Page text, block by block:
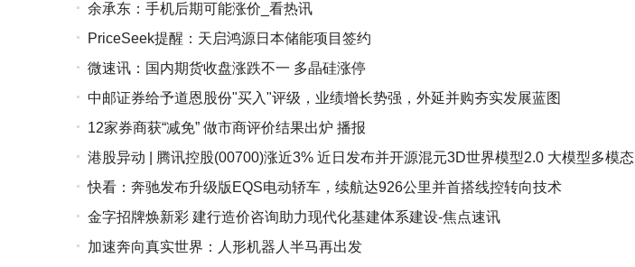
余承东：手机后期可能涨价_看热讯
PriceSeek提醒：天启鸿源日本储能项目签约
微速讯：国内期货收盘涨跌不一 多晶硅涨停
中邮证券给予道恩股份"买入"评级，业绩增长势强，外延并购夯实发展蓝图
12家券商获“减免” 做市商评价结果出炉 播报
港股异动 | 腾讯控股(00700)涨近3% 近日发布并开源混元3D世界模型2.0 大模型多模态
演进持续深化
快看：奔驰发布升级版EQS电动轿车，续航达926公里并首搭线控转向技术
金字招牌焕新彩 建行造价咨询助力现代化基建体系建设-焦点速讯
加速奔向真实世界：人形机器人半马再出发